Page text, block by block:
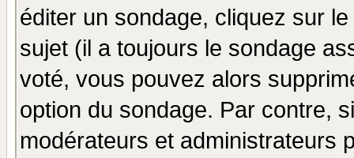
éditer un sondage, cliquez sur
sujet (il a toujours le sondage
voté, vous pouvez alors
option du sondage. Par contre,
modérateurs et administrateurs